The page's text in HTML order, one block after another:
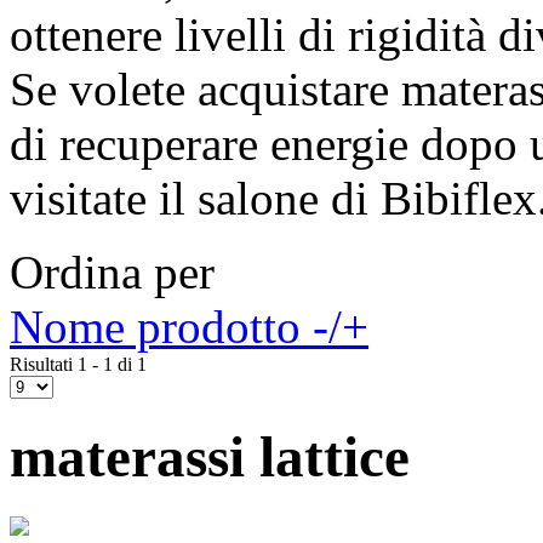
ottenere livelli di rigidità
Se volete acquistare
di recuperare energie
visitate il salone di
Ordina per
Nome prodotto -/+
Risultati 1 - 1 di 1
materassi lattice